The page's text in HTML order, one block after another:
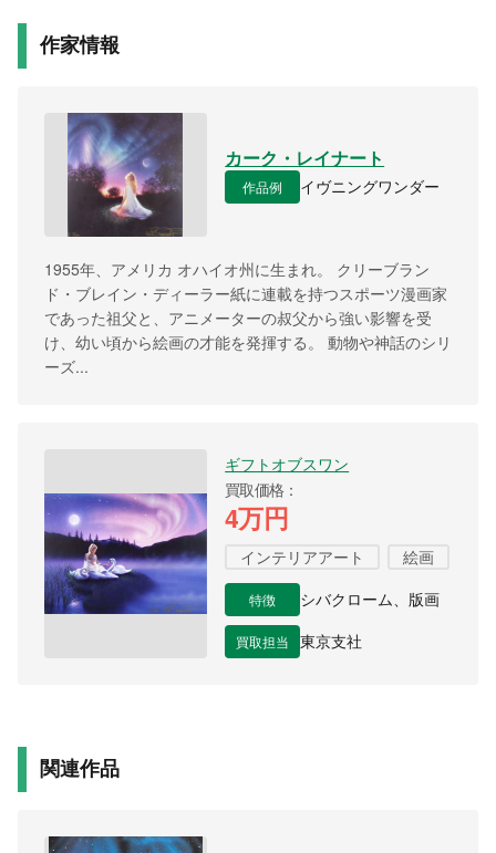
作家情報
カーク・レイナート
作品例 イヴニングワンダー
1955年、アメリカ オハイオ州に生まれ。 クリーブラン
ド・ブレイン・ディーラー紙に連載を持つスポーツ漫画家
であった祖父と、アニメーターの叔父から強い影響を受
け、幼い頃から絵画の才能を発揮する。 動物や神話のシリ
ーズ...
ギフトオブスワン
買取価格
4万円
インテリアアート 絵画
特徴 シバクローム、版画
買取担当 東京支社
関連作品